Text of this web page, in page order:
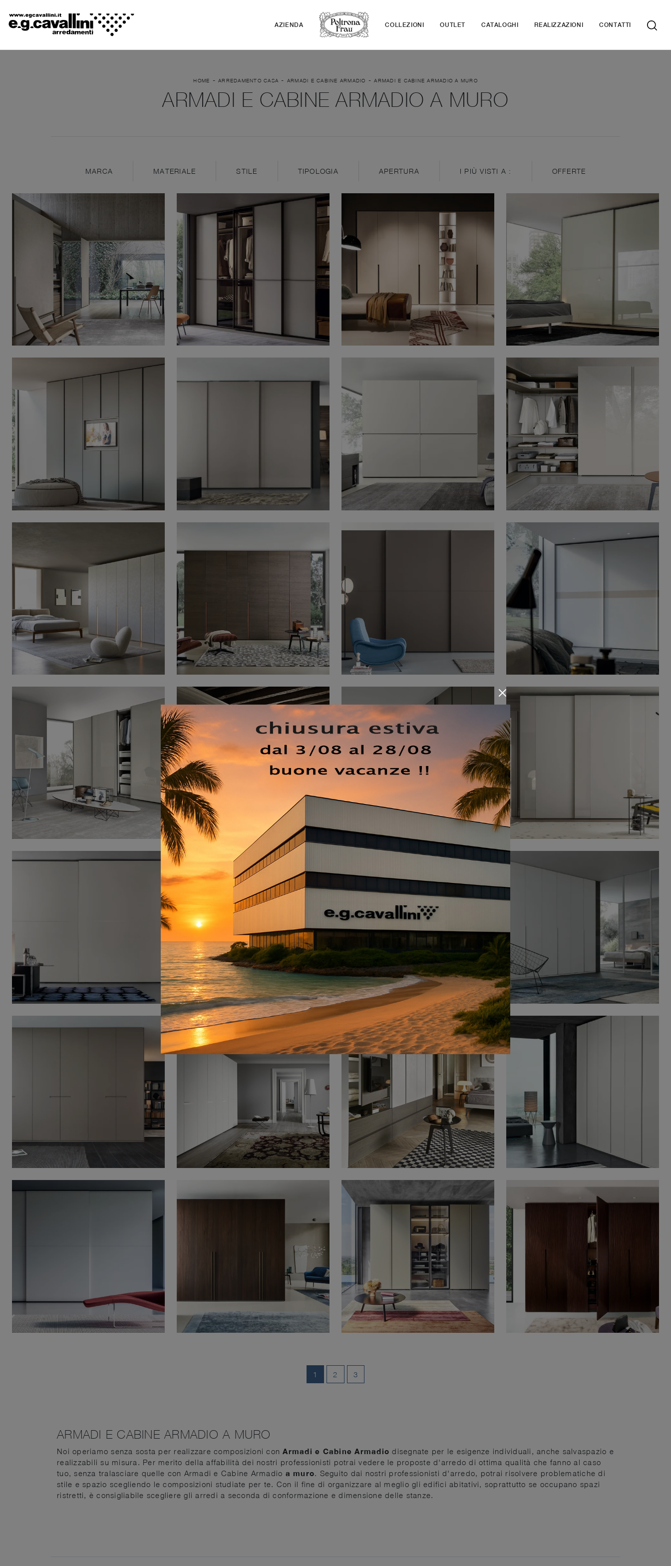
AZIENDA COLLEZIONI OUTLET CATALOGHI REALIZZAZIONI CONTATTI
HOME - ARREDAMENTO CASA - ARMADI E CABINE ARMADIO -ARMADI E CABINE ARMADIO A MURO
ARMADI E CABINE ARMADIO A MURO
MARCA MATERIALE STILE TIPOLOGIA APERTURA I PIÙ VISTI A : OFFERTE
1 2 3
ARMADI E CABINE ARMADIO A MURO
Noi operiamo senza sosta per realizzare composizioni con Armadi e Cabine Armadio disegnate per le esigenze individuali, anche salvaspazio e
realizzabili su misura. Per merito della affabilità dei nostri professionisti potrai vedere le proposte d'arredo di ottima qualità che fanno al caso
tuo, senza tralasciare quelle con Armadi e Cabine Armadio a muro . Seguito dai nostri professionisti d'arredo, potrai risolvere problematiche di
stile e spazio scegliendo le composizioni studiate per te. Con il fine di organizzare al meglio gli edifici abitativi, soprattutto se occupano spazi
ristretti, è consigliabile scegliere gli arredi a seconda di conformazione e dimensione delle stanze.